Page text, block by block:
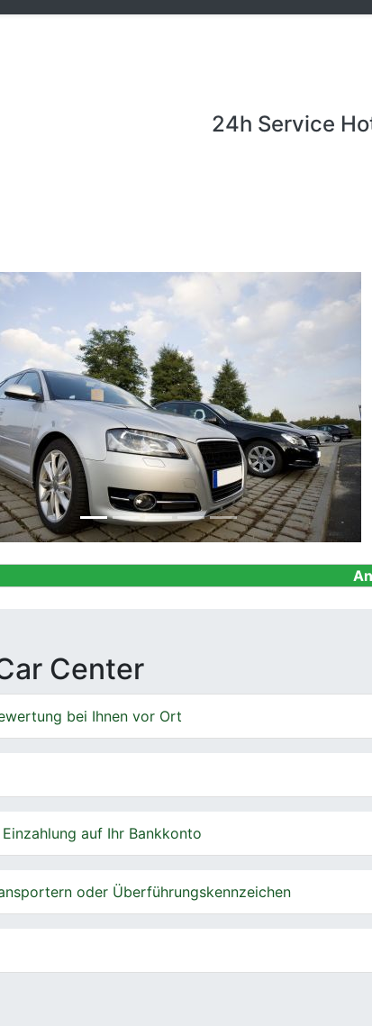
24h Service
Ankauf von
Center
bei Ihnen vor Ort
auf Ihr Bankkonto
oder Überführungskennzeichen